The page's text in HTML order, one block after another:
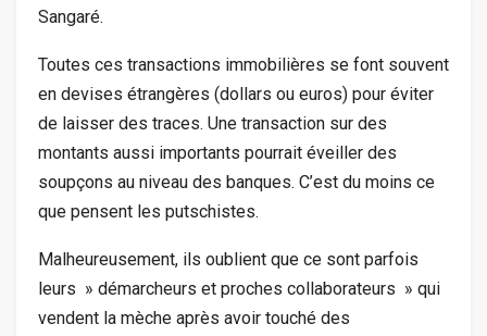
Sangaré.
Toutes ces transactions immobilières se font souvent
en devises étrangères (dollars ou euros) pour éviter
de laisser des traces. Une transaction sur des
montants aussi importants pourrait éveiller des
soupçons au niveau des banques. C’est du moins ce
que pensent les putschistes.
Malheureusement, ils oublient que ce sont parfois
leurs » démarcheurs et proches collaborateurs » qui
vendent la mèche après avoir touché des